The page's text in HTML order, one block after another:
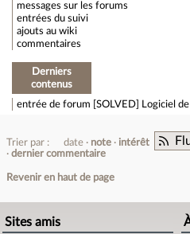
messages sur les forums
entrées du suivi
ajouts au wiki
commentaires
Derniers
contenus
entrée de forum [SOLVED] Logiciel
Trier par : date note
intérêt
dernier commentaire
Revenir en haut de page
Sites amis